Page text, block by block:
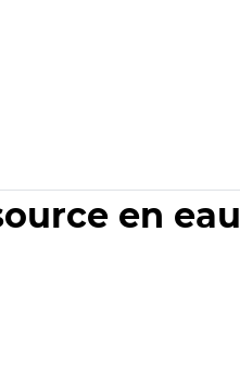
en eau